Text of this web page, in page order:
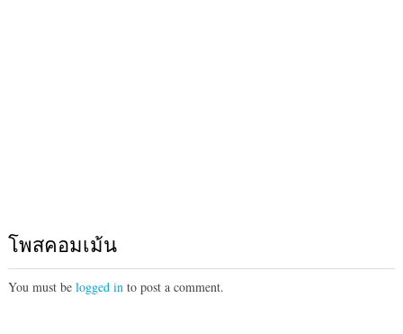
โพสคอมเม้น
You must be logged in to post a comment.